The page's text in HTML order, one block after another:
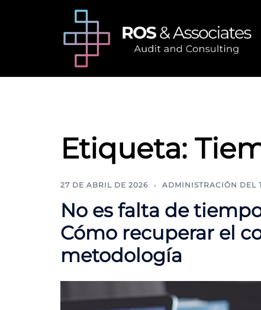
Etiqueta:
27 DE ABRIL DE 2026 ADMINISTRACIÓN DEL
No es falta de
Cómo recuperar el
metodología